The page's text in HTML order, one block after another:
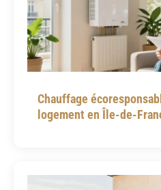
Chauffage
logement en Île-de-